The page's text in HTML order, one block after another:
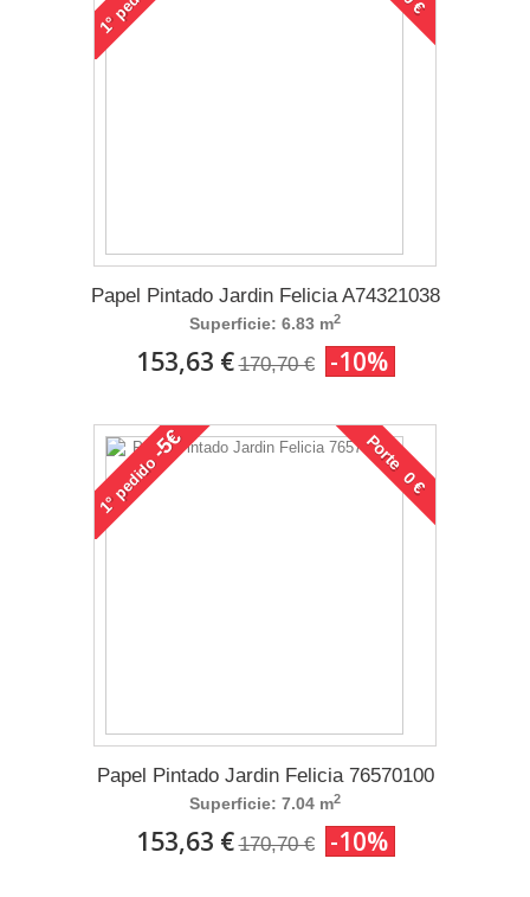
1°
Papel Pintado Jardin Felicia A74321038
Superficie: 6.83 m2
153,63 € 170,70 € -10%
1°
pedido
-5€ Porte 0 €
Papel Pintado Jardin Felicia 76570100
Superficie: 7.04 m2
153,63 € 170,70 € -10%